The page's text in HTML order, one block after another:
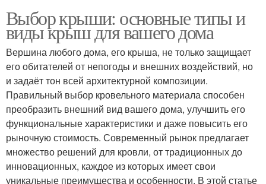
Выбор крыши: основные типы и
виды крыш для вашего дома
Вершина любого дома, его крыша, не только защищает
его обитателей от непогоды и внешних воздействий, но
и задаёт тон всей архитектурной композиции.
Правильный выбор кровельного материала способен
преобразить внешний вид вашего дома, улучшить его
функциональные характеристики и даже повысить его
рыночную стоимость. Современный рынок предлагает
множество решений для кровли, от традиционных до
инновационных, каждое из которых имеет свои
уникальные преимущества и особенности. В этой статье